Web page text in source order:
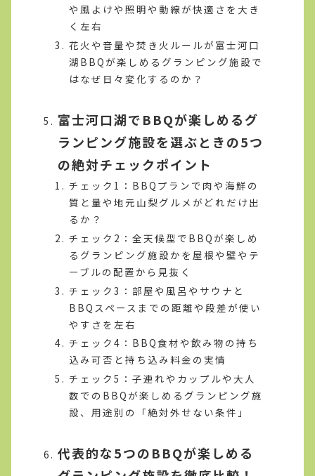
や風よけや照明や動線が快適さを大き
く左右
花火や音量や焚き火ルールが富士河口
湖BBQが楽しめるグランピング施設で
はなぜ日々変化するのか？
富士河口湖でBBQが楽しめるグ
ランピング施設を選ぶときの5つ
の絶対チェックポイント
チェック1：BBQプランで肉や海鮮の
質と量や地元山梨グルメがどれだけ出
るか？
チェック2：全天候型でBBQが楽しめ
るグランピング施設かを屋根や壁やテ
ーブルの配置から見抜く
チェック3：部屋や風呂やサウナと
BBQスペースまでの距離や段差が使い
やすさを左右
チェック4：BBQ食材や飲み物の持ち
込み可否と持ち込み料金の実情
チェック5：子連れやカップルや大人
数でのBBQが楽しめるグランピング施
設、用途別の「絶対外せない条件」
代表的な5つのBBQが楽しめる